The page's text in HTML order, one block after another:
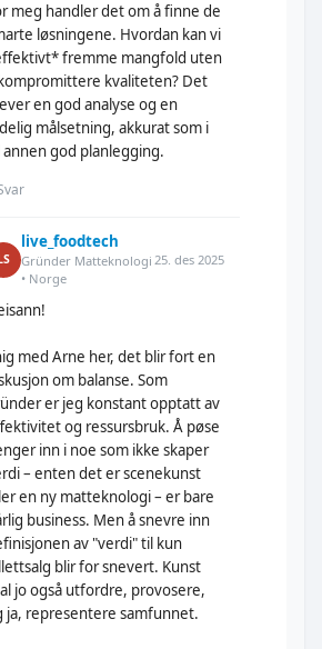
meg handler det om å finne de
løsningene. Hvordan kan vi
fremme mangfold uten
kvaliteten? Det
en god analyse og en
målsetning, akkurat som i
annen god planlegging.
live_foodtech
Gründer Matteknologi
• Norge
25. des 2025
med Arne her, det blir fort en
om balanse. Som
er jeg konstant opptatt av
og ressursbruk. Å pøse
inn i noe som ikke skaper
– enten det er scenekunst
en ny matteknologi – er bare
business. Men å snevre inn
av "verdi" til kun
blir for snevert. Kunst
jo også utfordre, provosere,
ja, representere samfunnet.